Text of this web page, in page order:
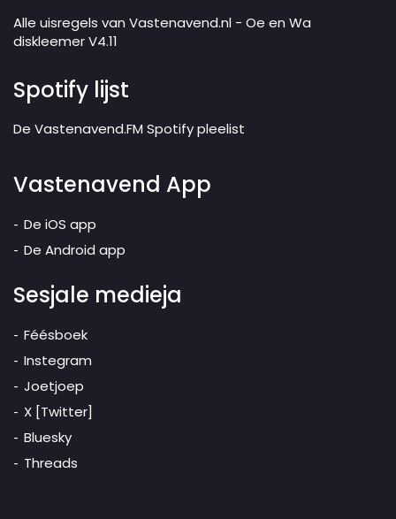
Alle uisregels van Vastenavend.nl - Oe en Wa
diskleemer V4.11
Spotify lijst
De Vastenavend.FM Spotify pleelist
Vastenavend App
De iOS app
De Android app
Sesjale medieja
Féésboek
Instegram
Joetjoep
X [Twitter]
Bluesky
Threads